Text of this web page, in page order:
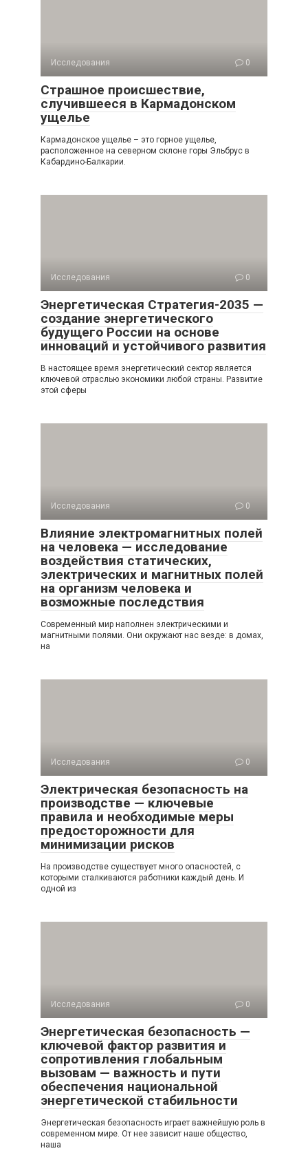
Исследования 0
Страшное происшествие,
случившееся в Кармадонском
ущелье
Кармадонское ущелье – это горное ущелье,
расположенное на северном склоне горы Эльбрус в
Кабардино-Балкарии.
Исследования 0
Энергетическая Стратегия-2035 —
создание энергетического
будущего России на основе
инноваций и устойчивого развития
В настоящее время энергетический сектор является
ключевой отраслью экономики любой страны. Развитие
этой сферы
Исследования 0
Влияние электромагнитных полей
на человека — исследование
воздействия статических,
электрических и магнитных полей
на организм человека и
возможные последствия
Современный мир наполнен электрическими и
магнитными полями. Они окружают нас везде: в домах,
на
Исследования 0
Электрическая безопасность на
производстве — ключевые
правила и необходимые меры
предосторожности для
минимизации рисков
На производстве существует много опасностей, с
которыми сталкиваются работники каждый день. И
одной из
Исследования 0
Энергетическая безопасность —
ключевой фактор развития и
сопротивления глобальным
вызовам — важность и пути
обеспечения национальной
энергетической стабильности
Энергетическая безопасность играет важнейшую роль в
современном мире. От нее зависит наше общество,
наша